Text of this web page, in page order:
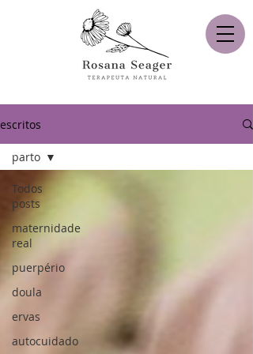
escritos
Todos
posts
maternidade
real
puerpério
doula
ervas
autocuidado
parto